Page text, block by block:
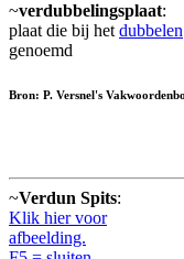
~verdubbelingsplaat:
plaat die bij het dubbelen
genoemd
Bron: P. Versnel's
~Verdun Spits:
Klik hier voor
afbeelding.